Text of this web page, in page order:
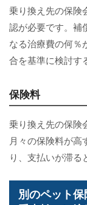
乗り換え先の保険
認が必要です。補
なる治療費の何％
合を基準に検討す
保険料
乗り換え先の保険
月々の保険料が高
り、支払いが滞る
別のペット